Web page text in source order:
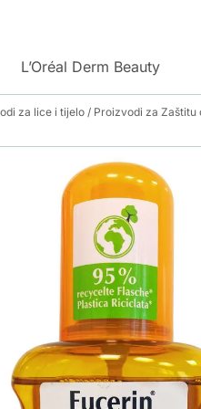
L’Oréal Derm Beauty
za lice i tijelo / Proizvodi za Zaštitu